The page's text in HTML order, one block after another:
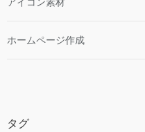
アイコン素材
ホームページ作成
タグ